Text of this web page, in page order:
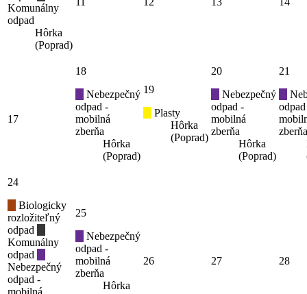
Komunálny
odpad
Hôrka
(Poprad)
17
18
Nebezpečný
odpad -
mobilná
zberňa
Hôrka
(Poprad)
19
Plasty
Hôrka
(Poprad)
20
Nebezpečný
odpad -
mobilná
zberňa
Hôrka
(Poprad)
21
zberňa
24
Biologicky
rozložiteľný
odpad
Komunálny
odpad
Nebezpečný
odpad -
mobilná
25
Nebezpečný
odpad -
mobilná
zberňa
Hôrka
26 27 28